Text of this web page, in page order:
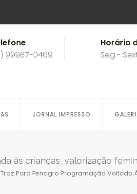
99987-0469
Horário
Seg -
JORNAL IMPRESSO
às crianças, valorização
Para Fenagro Programação Voltada